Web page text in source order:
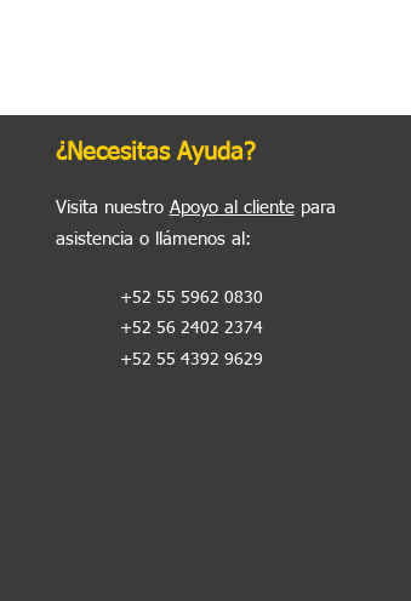
¿Necesitas Ayuda?
Visita nuestro Apoyo al clientepara
asistencia o llámenos al :
+52 55 5962 0830
+52 56 2402 2374
+52 55 4392 9629